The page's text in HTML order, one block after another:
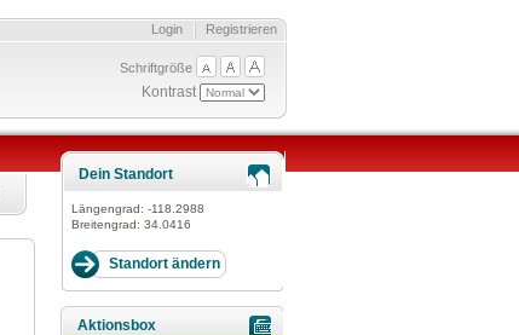
Registrieren
Login
Schriftgröße
Kontrast
Dein Standort
Längengrad: -118.2988
Breitengrad: 34.0416
Aktionsbox